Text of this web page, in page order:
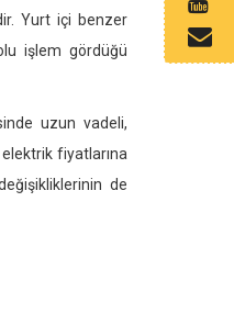
Yurt içi benzer
işlem gördüğü
uzun vadeli,
fiyatlarına
de